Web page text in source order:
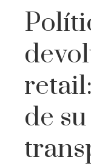
de su